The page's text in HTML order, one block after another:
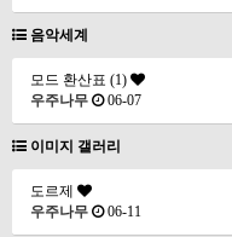
음악세계
모드 환산표 (1)
우주나무
06-07
이미지 갤러리
도르제
우주나무
06-11